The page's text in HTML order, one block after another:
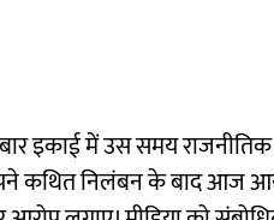
इकाई में उस समय
कथित निलंबन के बाद आज